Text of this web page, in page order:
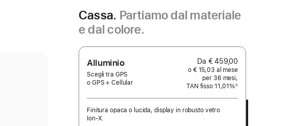
Cassa. Partiamo dal materiale
e dal colore.
Alluminio
Scegli tra GPS
o GPS + Cellular
Da € 459,00
o € 15,03 al mese
per 36 mesi,
TAN fisso 11,01%①
Finitura opaca o lucida, display in robusto vetro
Ion‑X.